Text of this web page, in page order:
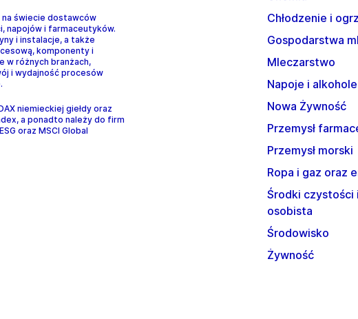
na świecie dostawców
napojów i farmaceutyków.
i instalacje, a także
komponenty i
w różnych branżach,
i wydajność procesów
niemieckiej giełdy oraz
a ponadto należy do firm
oraz MSCI Global
Chłodzenie i
Gospodarstwa
Mleczarstwo
Napoje i alkohole
Nowa Żywność
Przemysł
Przemysł morski
Ropa i gaz oraz
Środki czystości
osobista
Środowisko
Żywność